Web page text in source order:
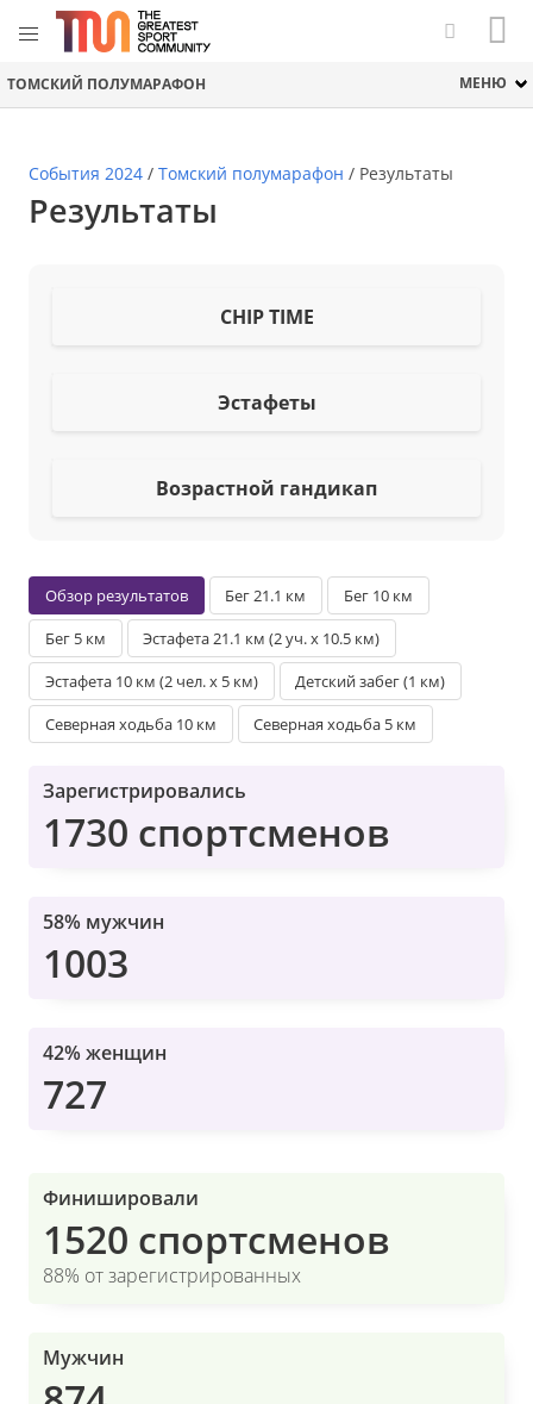
ТОМСКИЙ ПОЛУМАРАФОН МЕНЮ
События 2024 / Томский полумарафон / Результаты
Результаты
CHIP TIME
Эстафеты
Возрастной гандикап
Обзор результатов Бег 21.1 км
Бег 10 км
Бег 5 км
Эстафета 21.1 км (2 уч. х 10.5 км)
Эстафета 10 км (2 чел. х 5 км)
Детский забег (1 км)
Северная ходьба 10 км
Северная ходьба 5 км
Зарегистрировались
1730 спортсменов
58% мужчин
1003
42% женщин
727
Финишировали
1520 спортсменов
88% от зарегистрированных
Мужчин